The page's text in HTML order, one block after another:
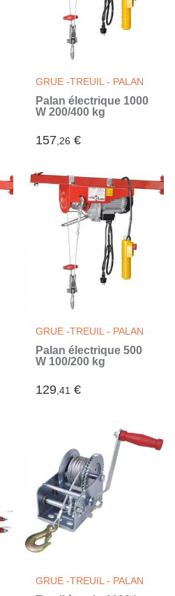
GRUE -TREUIL - PALAN
Palan électrique 1000
W 200/400 kg
157,26 €
GRUE -TREUIL - PALAN
Palan électrique 500
W 100/200 kg
129,41 €
GRUE -TREUIL - PALAN